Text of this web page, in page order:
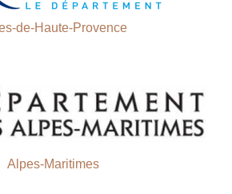
de-Haute-Provence
Alpes-Maritimes